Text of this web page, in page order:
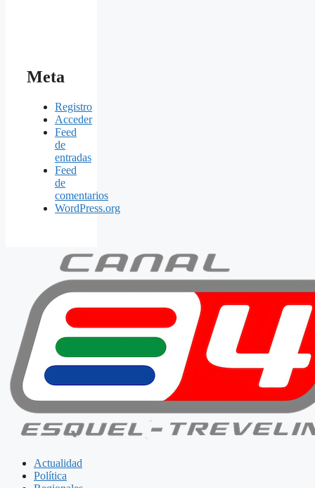
Meta
Registro
Acceder
Feed
de
entradas
Feed
de
comentarios
WordPress.org
Actualidad
Política